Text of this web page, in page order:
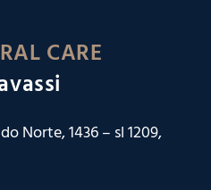
CARE
Norte, 1436 – sl 1209,